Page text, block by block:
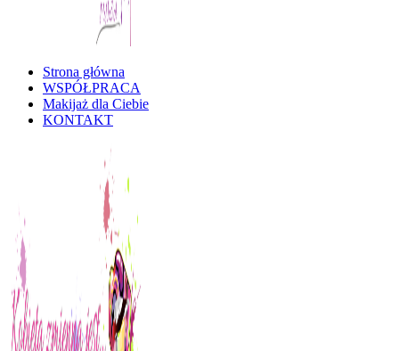
Kobieta Zmienną Jest
Strona główna
WSPÓŁPRACA
Makijaż dla Ciebie
KONTAKT